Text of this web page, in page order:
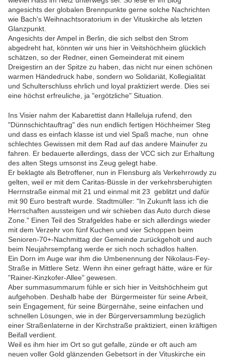
angesichts der globalen Brennpunkte gerne solche Nachrichten
wie Bach's Weihnachtsoratorium in der Vituskirche als letzten
Glanzpunkt.
Angesichts der Ampel in Berlin, die sich selbst den Strom
abgedreht hat, könnten wir uns hier in Veitshöchheim glücklich
schätzen, so der Redner, einen Gemeinderat mit einem
Dreigestirn an der Spitze zu haben, das nicht nur einen schönen
warmen Händedruck habe, sondern wo Solidariät, Kollegialität
und Schulterschluss ehrlich und loyal praktiziert werde. Dies sei
eine höchst erfreuliche, ja "ergötzliche" Situation.
Ins Visier nahm der Kabarettist dann Halleluja rufend, den
"Dünnschichtauftrag" des nun endlich fertigen Höchheimer Steg
und dass es einfach klasse ist und viel Spaß mache, nun ohne
schlechtes Gewissen mit dem Rad auf das andere Mainufer zu
fahren. Er bedauerte allerdings, dass der VCC sich zur Erhaltung
des alten Stegs umsonst ins Zeug gelegt habe.
Er beklagte als Betroffener, nun in Flensburg als Verkehrrowdy zu
gelten, weil er mit dem Caritas-Büssle in der verkehrsberuhigten
Herrnstraße einmal mit 21 und einmal mit 23 geblitzt und dafür
mit 90 Euro bestraft wurde. Stadtmüller: "In Zukunft lass ich die
Herrschaften aussteigen und wir schieben das Auto durch diese
Zone." Einen Teil des Strafgeldes habe er sich allerdings wieder
mit dem Verzehr von fünf Kuchen und vier Schoppen beim
Senioren-70+-Nachmittag der Gemeinde zurückgeholt und auch
beim Neujahrsempfang werde er sich noch schadlos halten.
Ein Dorn im Auge war ihm die Umbenennung der Nikolaus-Fey-
Straße in Mittlere Setz. Wenn ihn einer gefragt hätte, wäre er für
"Rainer-Kinzkofer-Allee" gewesen.
Aber summasummarum fühle er sich hier in Veitshöchheim gut
aufgehoben. Deshalb habe der Bürgermeister für seine Arbeit,
sein Engagement, für seine Bürgernähe, seine einfachen und
schnellen Lösungen, wie in der Bürgerversammlung bezüglich
einer Straßenlaterne in der Kirchstraße praktiziert, einen kräftigen
Beifall verdient.
Weil es ihm hier im Ort so gut gefalle, zünde er oft auch am
neuen voller Gold glänzenden Gebetsort in der Vituskirche ein